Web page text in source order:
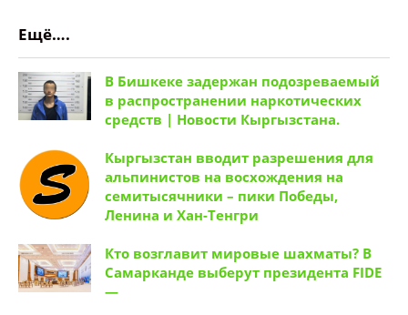
Ещё….
В Бишкеке задержан подозреваемый
в распространении наркотических
средств | Новости Кыргызстана.
Кыргызстан вводит разрешения для
альпинистов на восхождения на
семитысячники – пики Победы,
Ленина и Хан-Тенгри
Кто возглавит мировые шахматы? В
Самарканде выберут президента FIDE
—